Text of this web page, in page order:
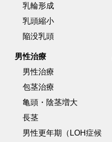
乳輪形成
乳頭縮小
陥没乳頭
男性治療
男性治療
包茎治療
亀頭・陰茎増大
長茎
男性更年期（LOH症候